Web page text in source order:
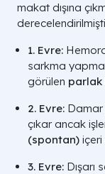
makat dışına
1. Evre:
sarkma
görülen parlak
2. Evre: Damar
çıkar ancak
(spontan) içeri
3. Evre: Dışarı